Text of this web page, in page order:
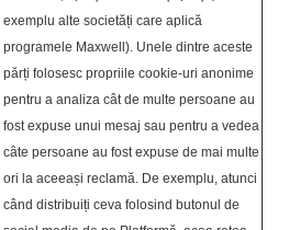
exemplu alte societăți care aplică
programele Maxwell). Unele dintre aceste
părți folosesc propriile cookie-uri anonime
pentru a analiza cât de multe persoane au
fost expuse unui mesaj sau pentru a vedea
câte persoane au fost expuse de mai multe
ori la aceeași reclamă. De exemplu, atunci
când distribuiți ceva folosind butonul de